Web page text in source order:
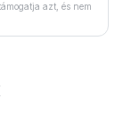
azt, és nem